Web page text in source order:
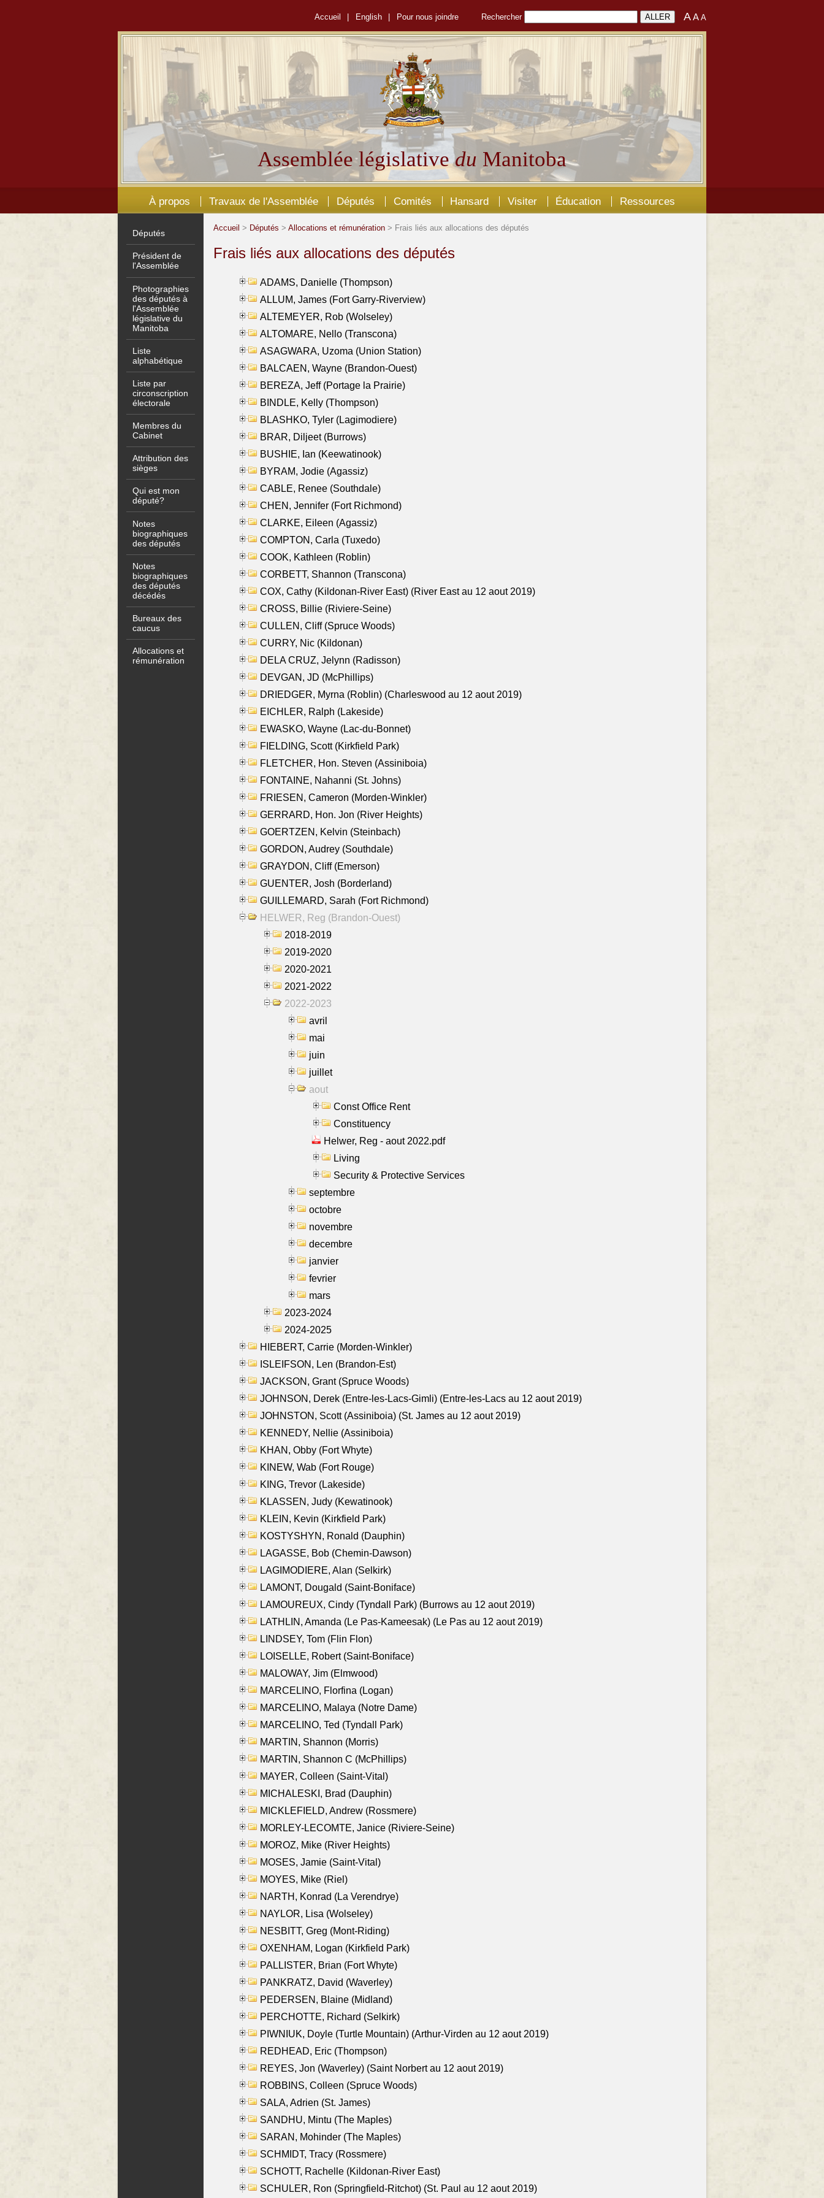
Accueil English Pour nous joindre Rechercher AA A
Assemblée législativedu Manitoba
À propos Travaux de l'Assemblée Députés Comités Hansard Visiter Éducation Ressources
Députés
Président de
l'Assemblée
Photographies
des députés à
l'Assemblée
législative du
Manitoba
Liste
alphabétique
Liste par
circonscription
électorale
Membres du
Cabinet
Attribution des
sièges
Qui est mon
député?
Notes
biographiques
des députés
Notes
biographiques
des députés
décédés
Bureaux des
caucus
Allocations et
rémunération
Accueil > Députés > Allocations et rémunération > Frais liés aux allocations des députés
Frais liés aux allocations des députés
ADAMS, Danielle (Thompson)
ALLUM, James (Fort Garry-Riverview)
ALTEMEYER, Rob (Wolseley)
ALTOMARE, Nello (Transcona)
ASAGWARA, Uzoma (Union Station)
BALCAEN, Wayne (Brandon-Ouest)
BEREZA, Jeff (Portage la Prairie)
BINDLE, Kelly (Thompson)
BLASHKO, Tyler (Lagimodiere)
BRAR, Diljeet (Burrows)
BUSHIE, Ian (Keewatinook)
BYRAM, Jodie (Agassiz)
CABLE, Renee (Southdale)
CHEN, Jennifer (Fort Richmond)
CLARKE, Eileen (Agassiz)
COMPTON, Carla (Tuxedo)
COOK, Kathleen (Roblin)
CORBETT, Shannon (Transcona)
COX, Cathy (Kildonan-River East) (River East au 12 aout 2019)
CROSS, Billie (Riviere-Seine)
CULLEN, Cliff (Spruce Woods)
CURRY, Nic (Kildonan)
DELA CRUZ, Jelynn (Radisson)
DEVGAN, JD (McPhillips)
DRIEDGER, Myrna (Roblin) (Charleswood au 12 aout 2019)
EICHLER, Ralph (Lakeside)
EWASKO, Wayne (Lac-du-Bonnet)
FIELDING, Scott (Kirkfield Park)
FLETCHER, Hon. Steven (Assiniboia)
FONTAINE, Nahanni (St. Johns)
FRIESEN, Cameron (Morden-Winkler)
GERRARD, Hon. Jon (River Heights)
GOERTZEN, Kelvin (Steinbach)
GORDON, Audrey (Southdale)
GRAYDON, Cliff (Emerson)
GUENTER, Josh (Borderland)
GUILLEMARD, Sarah (Fort Richmond)
HELWER, Reg (Brandon-Ouest)
2018-2019
2019-2020
2020-2021
2021-2022
2022-2023
avril
mai
juin
juillet
aout
Const Office Rent
Constituency
Helwer, Reg - aout 2022.pdf
Living
Security & Protective Services
septembre
octobre
novembre
decembre
janvier
fevrier
mars
2023-2024
2024-2025
HIEBERT, Carrie (Morden-Winkler)
ISLEIFSON, Len (Brandon-Est)
JACKSON, Grant (Spruce Woods)
JOHNSON, Derek (Entre-les-Lacs-Gimli) (Entre-les-Lacs au 12 aout 2019)
JOHNSTON, Scott (Assiniboia) (St. James au 12 aout 2019)
KENNEDY, Nellie (Assiniboia)
KHAN, Obby (Fort Whyte)
KINEW, Wab (Fort Rouge)
KING, Trevor (Lakeside)
KLASSEN, Judy (Kewatinook)
KLEIN, Kevin (Kirkfield Park)
KOSTYSHYN, Ronald (Dauphin)
LAGASSE, Bob (Chemin-Dawson)
LAGIMODIERE, Alan (Selkirk)
LAMONT, Dougald (Saint-Boniface)
LAMOUREUX, Cindy (Tyndall Park) (Burrows au 12 aout 2019)
LATHLIN, Amanda (Le Pas-Kameesak) (Le Pas au 12 aout 2019)
LINDSEY, Tom (Flin Flon)
LOISELLE, Robert (Saint-Boniface)
MALOWAY, Jim (Elmwood)
MARCELINO, Florfina (Logan)
MARCELINO, Malaya (Notre Dame)
MARCELINO, Ted (Tyndall Park)
MARTIN, Shannon (Morris)
MARTIN, Shannon C (McPhillips)
MAYER, Colleen (Saint-Vital)
MICHALESKI, Brad (Dauphin)
MICKLEFIELD, Andrew (Rossmere)
MORLEY-LECOMTE, Janice (Riviere-Seine)
MOROZ, Mike (River Heights)
MOSES, Jamie (Saint-Vital)
MOYES, Mike (Riel)
NARTH, Konrad (La Verendrye)
NAYLOR, Lisa (Wolseley)
NESBITT, Greg (Mont-Riding)
OXENHAM, Logan (Kirkfield Park)
PALLISTER, Brian (Fort Whyte)
PANKRATZ, David (Waverley)
PEDERSEN, Blaine (Midland)
PERCHOTTE, Richard (Selkirk)
PIWNIUK, Doyle (Turtle Mountain) (Arthur-Virden au 12 aout 2019)
REDHEAD, Eric (Thompson)
REYES, Jon (Waverley) (Saint Norbert au 12 aout 2019)
ROBBINS, Colleen (Spruce Woods)
SALA, Adrien (St. James)
SANDHU, Mintu (The Maples)
SARAN, Mohinder (The Maples)
SCHMIDT, Tracy (Rossmere)
SCHOTT, Rachelle (Kildonan-River East)
SCHULER, Ron (Springfield-Ritchot) (St. Paul au 12 aout 2019)